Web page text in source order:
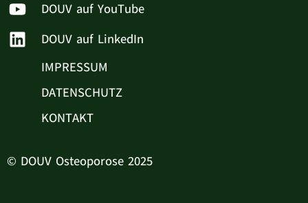
DOUV auf YouTube
DOUV auf LinkedIn
IMPRESSUM
DATENSCHUTZ
KONTAKT
© DOUV Osteoporose 2025